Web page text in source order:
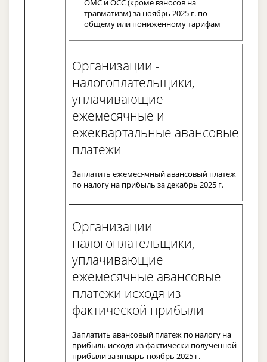
ОМС и ОСС (кроме взносов на
травматизм) за ноябрь 2025 г. по
общему или пониженному тарифам
Организации -
налогоплательщики,
уплачивающие
ежемесячные и
ежеквартальные авансовые
платежи
Заплатить ежемесячный авансовый платеж
по налогу на прибыль за декабрь 2025 г.
Организации -
налогоплательщики,
уплачивающие
ежемесячные авансовые
платежи исходя из
фактической прибыли
Заплатить авансовый платеж по налогу на
прибыль исходя из фактически полученной
прибыли за январь-ноябрь 2025 г.